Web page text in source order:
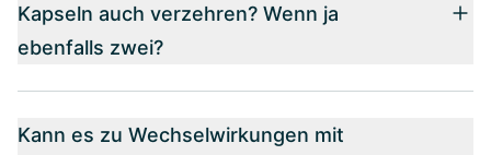
Kapseln auch verzehren? Wenn ja
ebenfalls zwei?
Kann es zu Wechselwirkungen mit